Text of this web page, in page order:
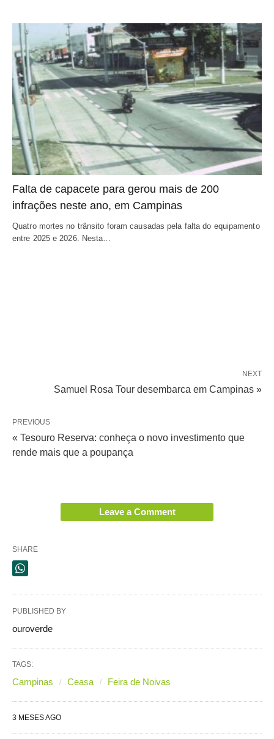
Falta de capacete para gerou mais de 200
infrações neste ano, em Campinas
Quatro mortes no trânsito foram causadas pela falta do equipamento
entre 2025 e 2026. Nesta…
NEXT
Samuel Rosa Tour desembarca em Campinas »
PREVIOUS
« Tesouro Reserva: conheça o novo investimento que
rende mais que a poupança
Leave a Comment
SHARE
PUBLISHED BY
ouroverde
TAGS:
Campinas Ceasa Feira de Noivas
3 MESES AGO